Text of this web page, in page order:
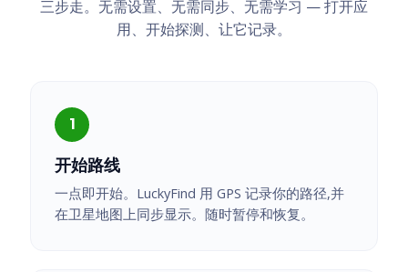
三步走。无需设置、无需同步、无需学习 — 打开应
用、开始探测、让它记录。
开始路线
一点即开始。LuckyFind 用 GPS 记录你的路径,并
在卫星地图上同步显示。随时暂停和恢复。